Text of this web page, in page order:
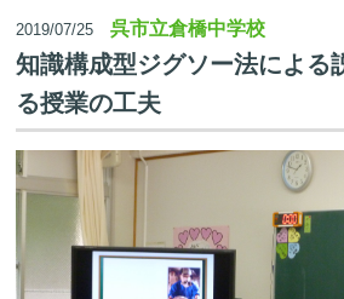
2019/07/25 呉市立倉橋中学校
知識構成型ジグソー法による
る授業の工夫